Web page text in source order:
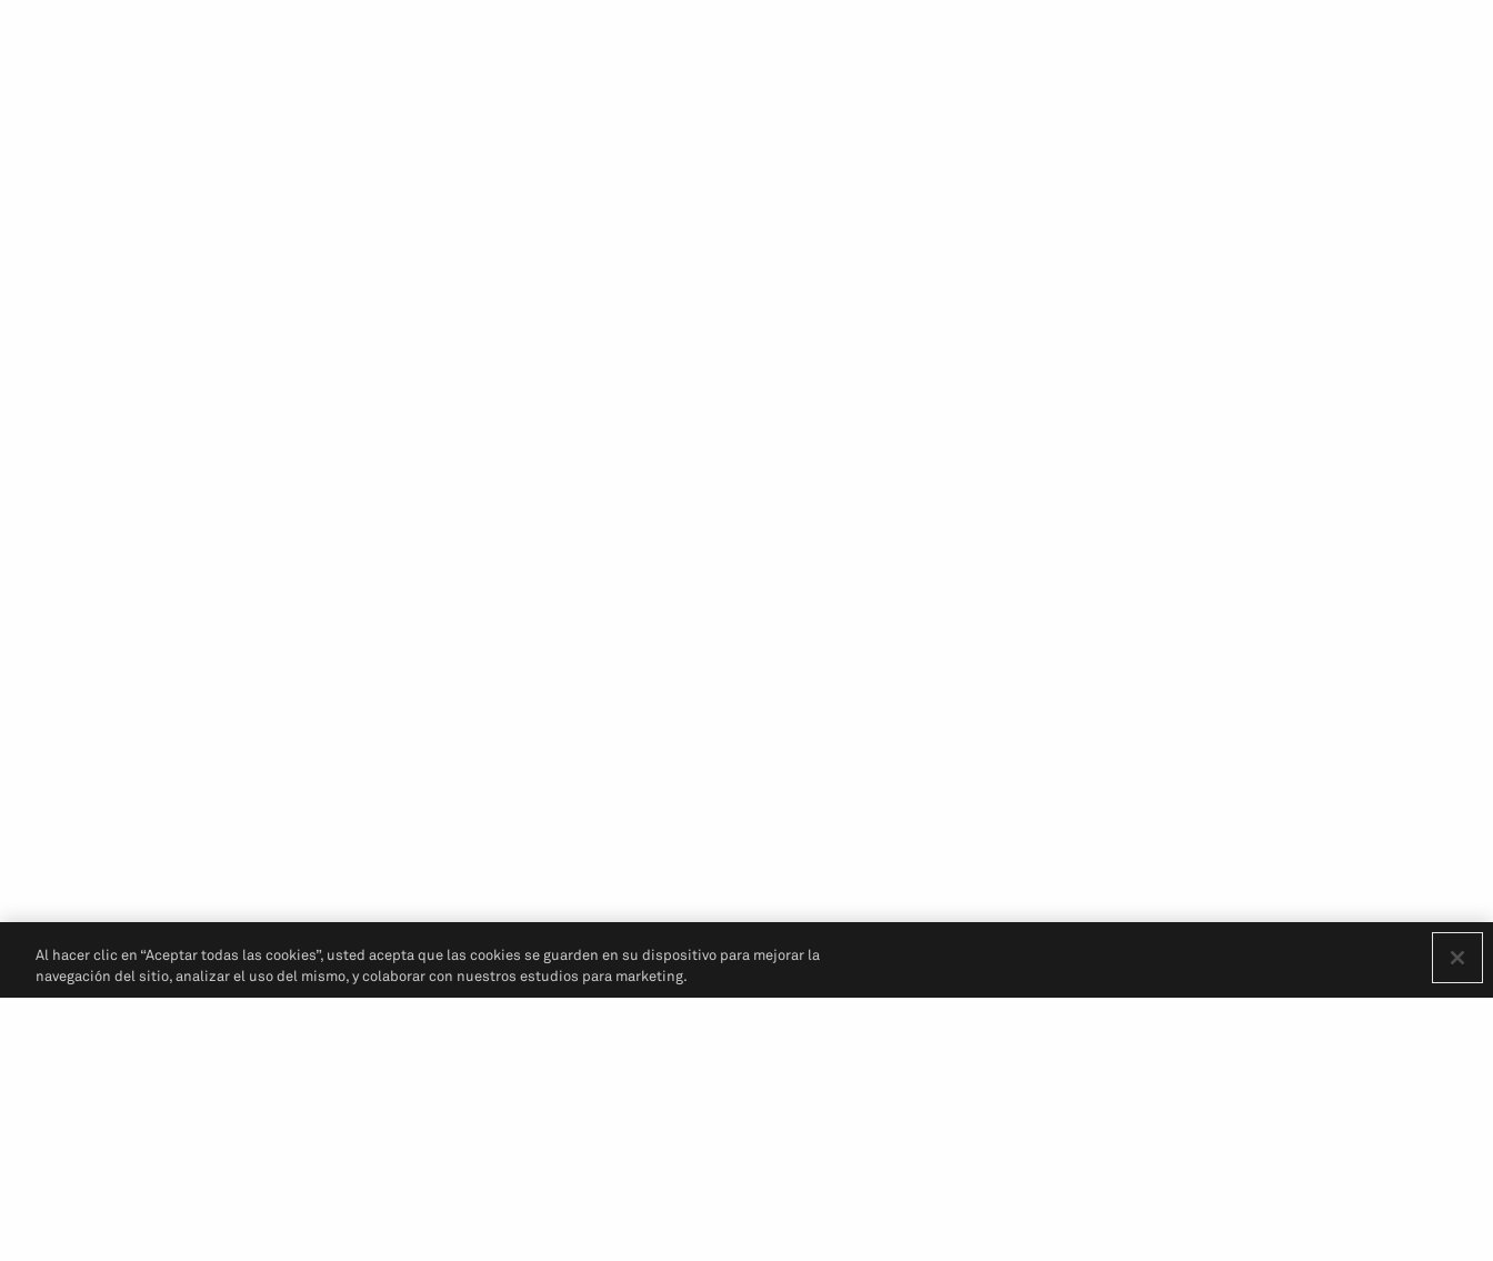
Al hacer clic en “Aceptar todas las cookies”, usted acepta que las cookies se guarden en su dispositivo para mejorar la
navegación del sitio, analizar el uso del mismo, y colaborar con nuestros estudios para marketing.